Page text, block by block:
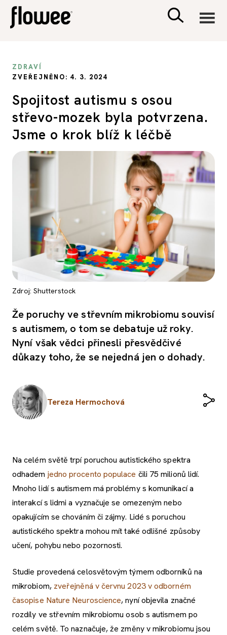
PSYCHOLOGIE
SEX A VZTAHY
PORADNA
ZDRAVÍ
ZVEŘEJNĚNO: 4. 3. 2024
Spojitost autismu s osou
střevo-mozek byla potvrzena.
Jsme o krok blíž k léčbě
Zdroj: Shutterstock
Že poruchy ve střevním mikrobiomu souvisí
s autismem, o tom se debatuje už roky.
Nyní však vědci přinesli přesvědčivé
důkazy toho, že se nejedná jen o dohady.
Tereza Hermochová
Na celém světě trpí poruchou autistického spektra
odhadem jedno procento populace čili 75 milionů lidí.
Mnoho lidí s autismem má problémy s komunikací a
interakcí s lidmi a vyznačuje se omezeným nebo
opakujícím se chováním či zájmy. Lidé s poruchou
autistického spektra mohou mít také odlišné způsoby
učení, pohybu nebo pozornosti.
Studie provedená celosvětovým týmem odborníků na
mikrobiom, zveřejněná v červnu 2023 v odborném
časopise Nature Neuroscience, nyní objevila značné
rozdíly ve střevním mikrobiomu osob s autismem po
celém světě. To naznačuje, že změny v mikrobiomu jsou